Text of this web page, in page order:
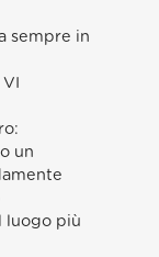
sempre in
un
luogo più